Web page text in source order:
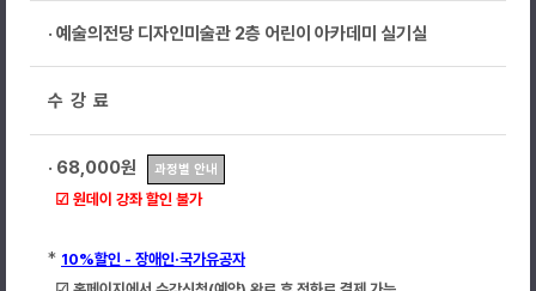
· 예술의전당 디자인미술관 2층 어린이 아카데미 실기실
수 강 료
· 68,000원 과정별 안내
☑ 원데이 강좌 할인 불가
* 10%할인 - 장애인·국가유공자